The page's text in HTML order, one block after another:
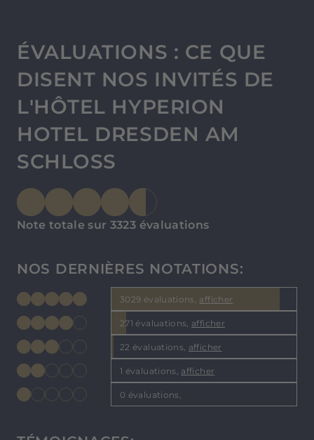
ÉVALUATIONS : CE QUE
DISENT NOS INVITÉS DE
L'HÔTEL HYPERION
HOTEL DRESDEN AM
SCHLOSS
Note totale sur 3323 évaluations
NOS DERNIÈRES NOTATIONS:
3029 évaluations, afficher
271 évaluations, afficher
22 évaluations, afficher
1 évaluations, afficher
0 évaluations,